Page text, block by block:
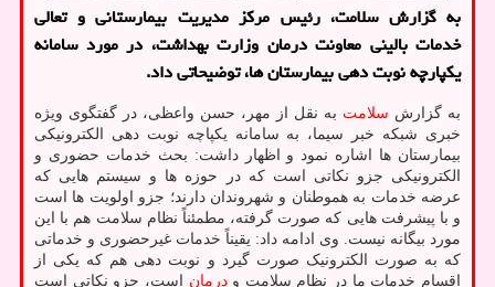
به گزارش سلامت، رئیس مرکز مدیریت بیمارستانی و تعالی
خدمات بالینی معاونت درمان وزارت بهداشت، در مورد سامانه
یکپارچه نوبت دهی بیمارستان ها، توضیحاتی داد.
به گزارش سلامت به نقل از مهر، حسن واعظی، در گفتگوی ویژه
خبری شبکه خبر سیما، به سامانه یکپاچه نوبت دهی الکترونیکی
بیمارستان ها اشاره نمود و اظهار داشت: بحث خدمات حضوری و
الکترونیکی جزو نکاتی است که در حوزه ها و سیستم هایی که
عرضه خدمات به هموطنان و شهروندان دارند؛ جزو اولویت ها است
و با پیشرفت هایی که صورت گرفته، مطمئناً نظام سلامت هم با این
مورد بیگانه نیست. وی ادامه داد: یقیناً خدمات غیرحضوری و خدماتی
که به صورت الکترونیک صورت گیرد و نوبت دهی هم که یکی از
اقسام خدمات ما در نظام سلامت ودرمان است، جزو نکاتی است